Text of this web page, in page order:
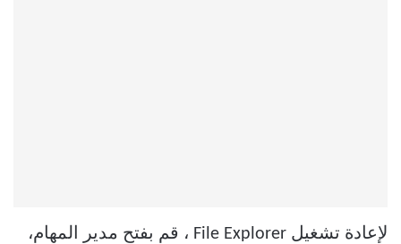
لإعادة تشغيل File Explorer ، قم بفتح مدير المهام،